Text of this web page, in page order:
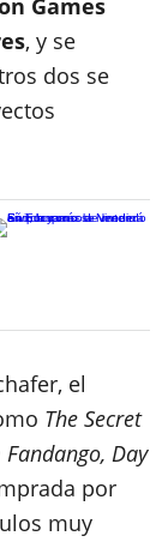
Games
, y se
dos se
el
The Secret
Day
por
muy